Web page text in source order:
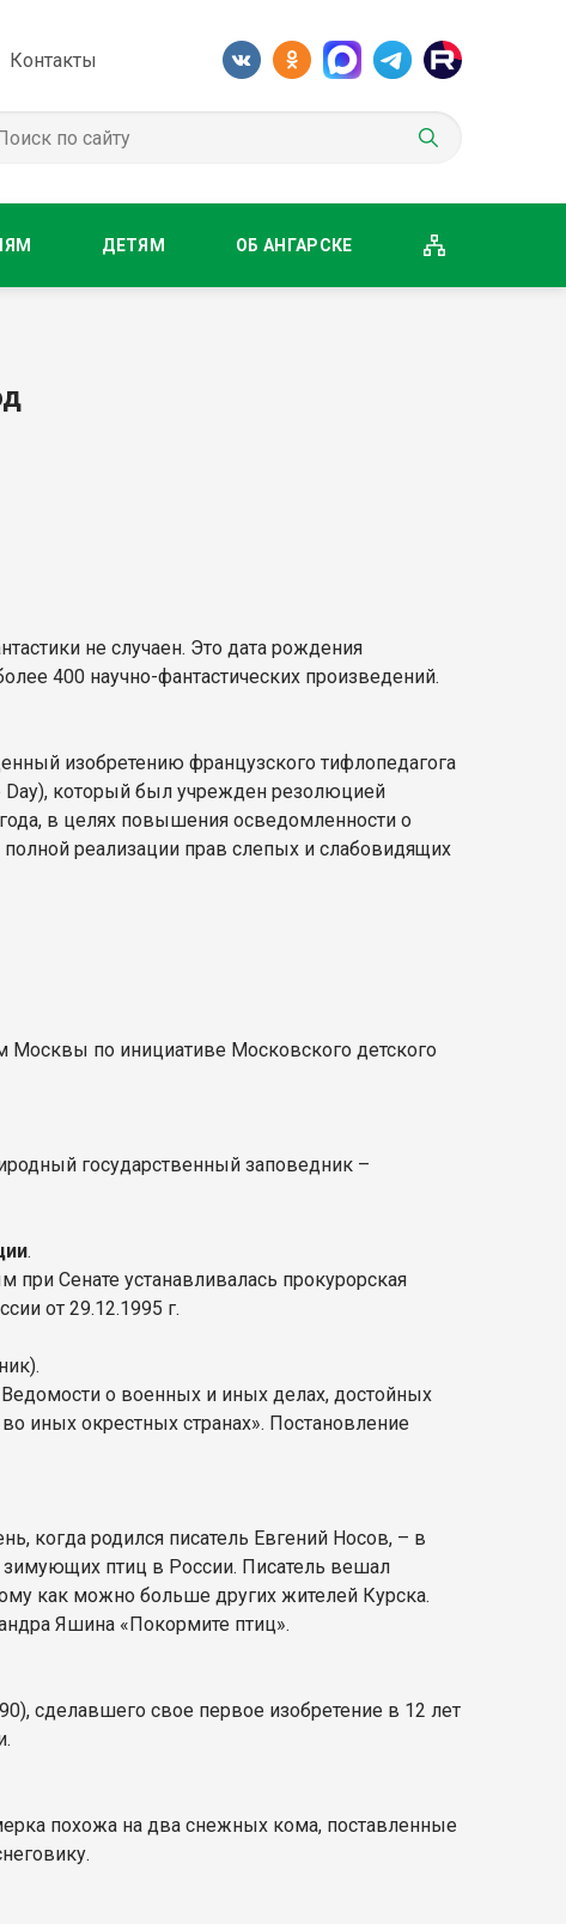
Контакты
ДЕТЯМ ОБ АНГАРСКЕ
не случаен. Это дата рождения
400 научно-фантастических произведений.
изобретению французского тифлопедагога
Day), который был учрежден резолюцией
в целях повышения осведомленности о
реализации прав слепых и слабовидящих
Москвы по инициативе Московского детского
государственный заповедник –
.
при Сенате устанавливалась прокурорская
от 29.12.1995 г.
о военных и иных делах, достойных
иных окрестных странах». Постановление
когда родился писатель Евгений Носов, – в
птиц в России. Писатель вешал
как можно больше других жителей Курска.
Яшина «Покормите птиц».
сделавшего свое первое изобретение в 12 лет
похожа на два снежных кома, поставленные